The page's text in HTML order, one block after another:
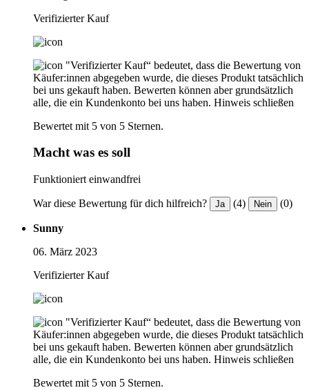
Verifizierter Kauf
"Verifizierter Kauf“ bedeutet, dass die Bewertung von
Käufer:innen abgegeben wurde, die dieses Produkt tatsächlich
bei uns gekauft haben. Bewerten können aber grundsätzlich
alle, die ein Kundenkonto bei uns haben. Hinweis schließen
Bewertet mit 5 von 5 Sternen.
Macht was es soll
Funktioniert einwandfrei
War diese Bewertung für dich hilfreich? Ja (4) Nein (0)
Sunny
06. März 2023
Verifizierter Kauf
"Verifizierter Kauf“ bedeutet, dass die Bewertung von
Käufer:innen abgegeben wurde, die dieses Produkt tatsächlich
bei uns gekauft haben. Bewerten können aber grundsätzlich
alle, die ein Kundenkonto bei uns haben. Hinweis schließen
Bewertet mit 5 von 5 Sternen.